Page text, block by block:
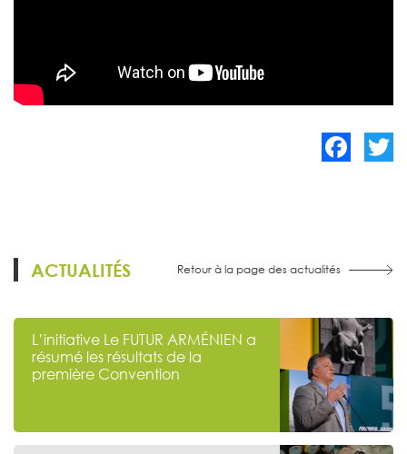
ACTUALITÉS Retour à la page des actualités
L’initiative Le FUTUR ARMÉNIEN a
résumé les résultats de la
première Convention